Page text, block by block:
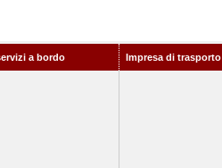
a bordo Impresa di trasporto